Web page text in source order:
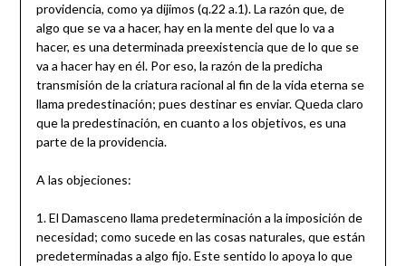
providencia, como ya dijimos (q.22 a.1). La razón que, de
algo que se va a hacer, hay en la mente del que lo va a
hacer, es una determinada preexistencia que de lo que se
va a hacer hay en él. Por eso, la razón de la predicha
transmisión de la criatura racional al fin de la vida eterna se
llama predestinación; pues destinar es enviar. Queda claro
que la predestinación, en cuanto a los objetivos, es una
parte de la providencia.
A las objeciones:
1. El Damasceno llama predeterminación a la imposición de
necesidad; como sucede en las cosas naturales, que están
predeterminadas a algo fijo. Este sentido lo apoya lo que